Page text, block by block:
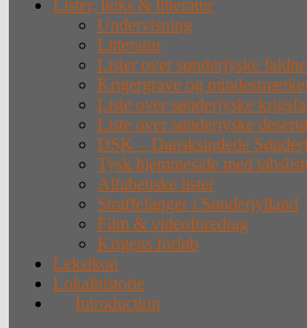
Lister, links & litteratur
Undervisning
Litteratur
Lister over sønderjyske faldne
Krigergrave og
Liste over sønderjyske
Liste over sønderjyske
DSK – Dansksindede
Tysk hjemmeside med
Alfabetiske lister
Straffefanger i Sønderjylland
Film & videoforedrag
Krigens forløb
Leksikon
Lokalhistorie
Introduction